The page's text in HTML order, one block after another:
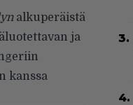
alkuperäistä
ja
kanssa